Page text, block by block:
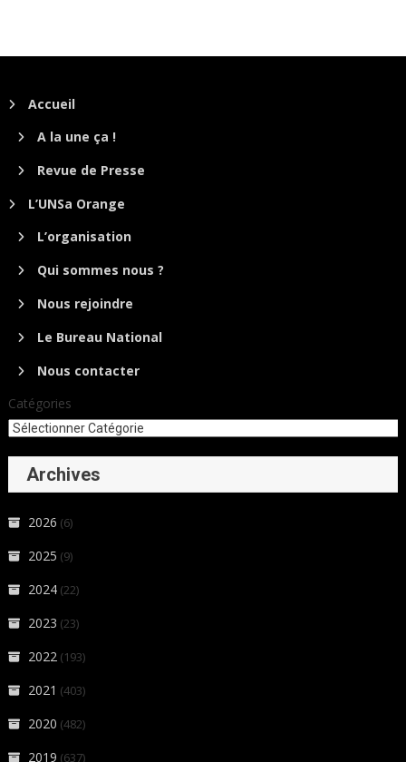
Accueil
A la une ça !
Revue de Presse
L’UNSa Orange
L’organisation
Qui sommes nous ?
Nous rejoindre
Le Bureau National
Nous contacter
Catégories
Archives
2026 (6)
2025 (9)
2024 (22)
2023 (23)
2022 (193)
2021 (403)
2020 (482)
2019 (637)